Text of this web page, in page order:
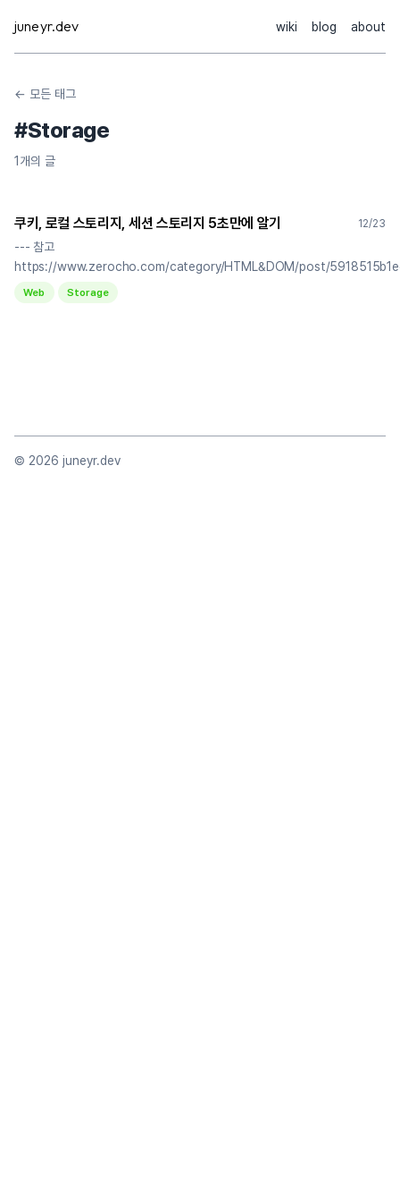
to
content
juneyr.dev wiki blog about
← 모든 태그
#Storage
1 개의 글
쿠키, 로컬 스토리지, 세션 스토리지 5초만에 알기 12/23
--- 참고
https://www.zerocho.com/category/HTML&DOM/post/
Web Storage
© 2026 juneyr.dev